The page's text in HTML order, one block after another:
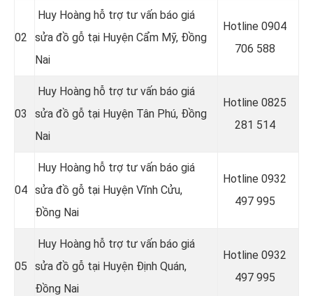
02
Huy Hoàng hỗ trợ tư vấn báo giá
sửa đồ gỗ tại Huyện Cẩm Mỹ, Đồng
Nai
Hotline 0904
706 588
03
Huy Hoàng hỗ trợ tư vấn báo giá
sửa đồ gỗ tại Huyện Tân Phú, Đồng
Nai
Hotline 0825
281 514
04
Huy Hoàng hỗ trợ tư vấn báo giá
sửa đồ gỗ tại Huyện Vĩnh Cửu,
Đồng Nai
Hotline 0932
497 995
05
Huy Hoàng hỗ trợ tư vấn báo giá
sửa đồ gỗ tại Huyện Định Quán,
Đồng Nai
Hotline 0932
497 995